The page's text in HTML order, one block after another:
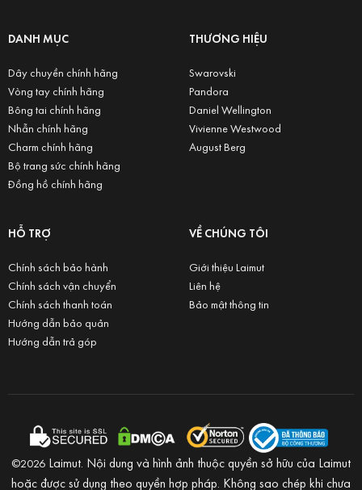
DANH MỤC
Dây chuyền chính hãng
Vòng tay chính hãng
Bông tai chính hãng
Nhẫn chính hãng
Charm chính hãng
Bộ trang sức chính hãng
Đồng hồ chính hãng
THƯƠNG HIỆU
Swarovski
Pandora
Daniel Wellington
Vivienne Westwood
August Berg
HỖ TRỢ
Chính sách bảo hành
Chính sách vận chuyển
Chính sách thanh toán
Hướng dẫn bảo quản
Hướng dẫn trả góp
VỀ CHÚNG TÔI
Giới thiệu Laimut
Liên hệ
Bảo mật thông tin
©2026 Laimut. Nội dung và hình ảnh thuộc quyền sở hữu của Laimut
hoặc được sử dụng theo quyền hợp pháp. Không sao chép khi chưa